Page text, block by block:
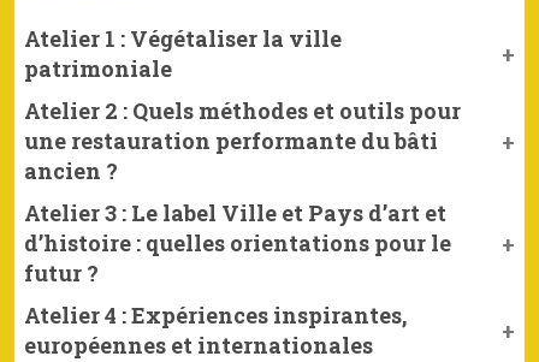
Atelier 1 : Végétaliser la ville
patrimoniale
Atelier 2 : Quels méthodes et outils pour
une restauration performante du bâti
ancien ?
Atelier 3 : Le label Ville et Pays d’art et
d’histoire : quelles orientations pour le
futur ?
Atelier 4 : Expériences inspirantes,
européennes et internationales